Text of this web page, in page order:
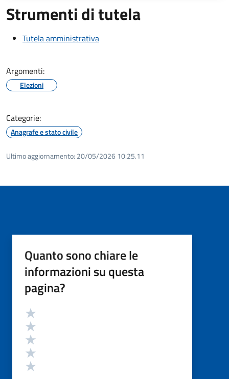
Strumenti di tutela
Tutela amministrativa
Argomenti:
Elezioni
Categorie:
Anagrafe e stato civile
Ultimo aggiornamento: 20/05/2026 10:25.11
Quanto sono chiare le
informazioni su questa
pagina?
Valutazione